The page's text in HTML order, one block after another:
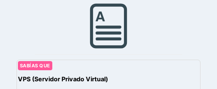
SABÍAS QUE
VPS (Servidor Privado Virtual)